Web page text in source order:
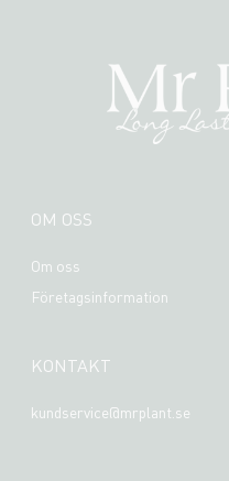
OM OSS
Om oss
Företagsinformation
KONTAKT
kundservice@mrplant.se